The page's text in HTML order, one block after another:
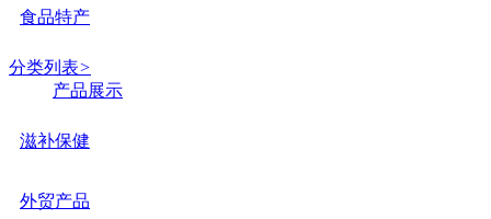
食品特产
分类列表>
产品展示
滋补保健
外贸产品